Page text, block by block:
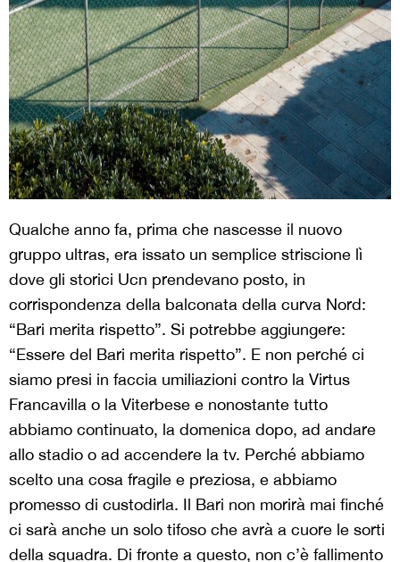
Qualche anno fa, prima che nascesse il nuovo
gruppo ultras, era issato un semplice striscione lì
dove gli storici Ucn prendevano posto, in
corrispondenza della balconata della curva Nord:
“Bari merita rispetto”. Si potrebbe aggiungere:
“Essere del Bari merita rispetto”. E non perché ci
siamo presi in faccia umiliazioni contro la Virtus
Francavilla o la Viterbese e nonostante tutto
abbiamo continuato, la domenica dopo, ad andare
allo stadio o ad accendere la tv. Perché abbiamo
scelto una cosa fragile e preziosa, e abbiamo
promesso di custodirla. Il Bari non morirà mai finché
ci sarà anche un solo tifoso che avrà a cuore le sorti
della squadra. Di fronte a questo, non c’è fallimento